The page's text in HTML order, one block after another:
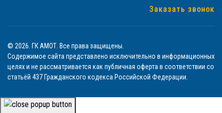
Заказать звонок
© 2026. ГК АМОТ. Все права защищены.
Содержимое сайта представлено исключительно в информационных
целях и не рассматривается как публичная оферта в соответствии со
статьёй 437 Гражданского кодекса Российской Федерации.